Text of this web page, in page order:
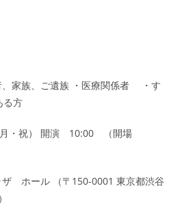
、家族、ご遺族 ・医療関係者 ・す
る方
月・祝） 開演 10:00 （開場
ザ ホール （〒150-0001 東京都渋谷